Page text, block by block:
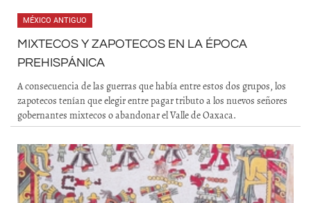
MÉXICO ANTIGUO
MIXTECOS Y ZAPOTECOS EN LA ÉPOCA
PREHISPÁNICA
A consecuencia de las guerras que había entre estos dos grupos, los
zapotecos tenían que elegir entre pagar tributo a los nuevos señores
gobernantes mixtecos o abandonar el Valle de Oaxaca.